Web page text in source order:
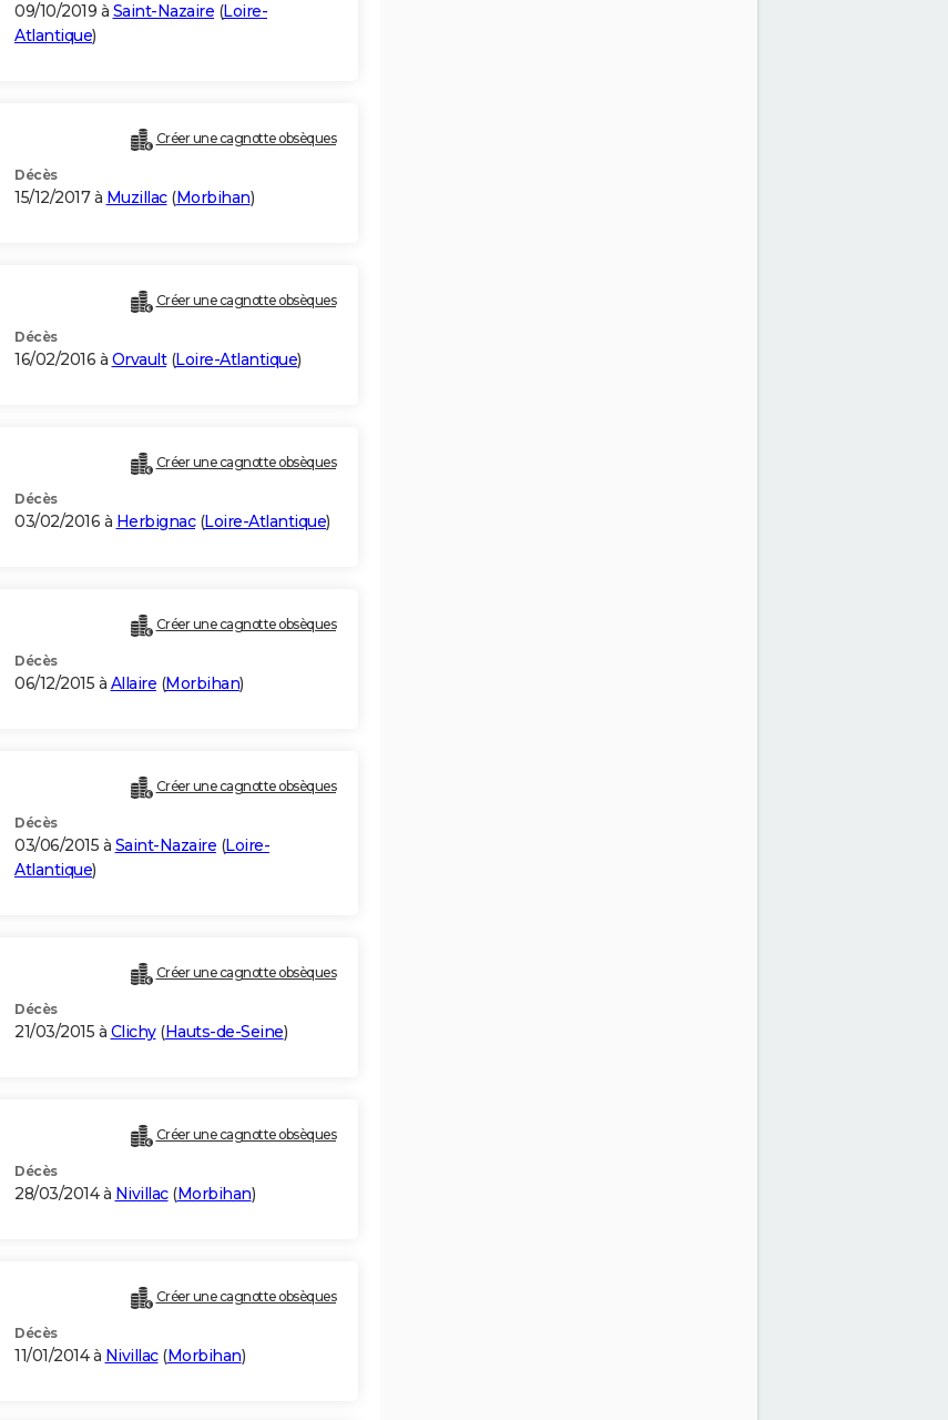
09/10/2019 à Saint-Nazaire (Loire-
Atlantique)
Créer une cagnotte obsèques
Décès
15/12/2017 à Muzillac(Morbihan)
Créer une cagnotte obsèques
Décès
16/02/2016 à Orvault(Loire-Atlantique)
Créer une cagnotte obsèques
Décès
03/02/2016 à Herbignac(Loire-Atlantique)
Créer une cagnotte obsèques
Décès
06/12/2015 à Allaire (Morbihan)
Créer une cagnotte obsèques
Décès
03/06/2015 à Saint-Nazaire (Loire-
Atlantique)
Créer une cagnotte obsèques
Décès
21/03/2015 à Clichy(Hauts-de-Seine)
Créer une cagnotte obsèques
Décès
28/03/2014 à Nivillac(Morbihan)
Créer une cagnotte obsèques
Décès
11/01/2014 à Nivillac(Morbihan)